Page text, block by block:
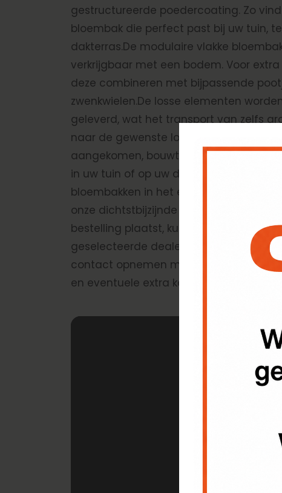
gestructureerde poedercoating. Zo
bloembak die perfect past bij uw tuin,
dakterras.De modulaire vlakke
verkrijgbaar met een bodem. Voor
deze combineren met bijpassende
zwenkwielen.De losse elementen
geleverd, wat het transport van zelfs
naar de gewenste locatie eenvoudig
aangekomen, bouwt u de
in uw tuin of op uw dakterras.Wilt u de
bloembakken in het echt bekijken?
onze dichtstbijzijnde dealers. Wanneer u
bestelling plaatst, kunt u ervoor kiezen
geselecteerde dealer af te halen. Voor
contact opnemen met uw dealer om
en eventuele extra kosten te bespreken.